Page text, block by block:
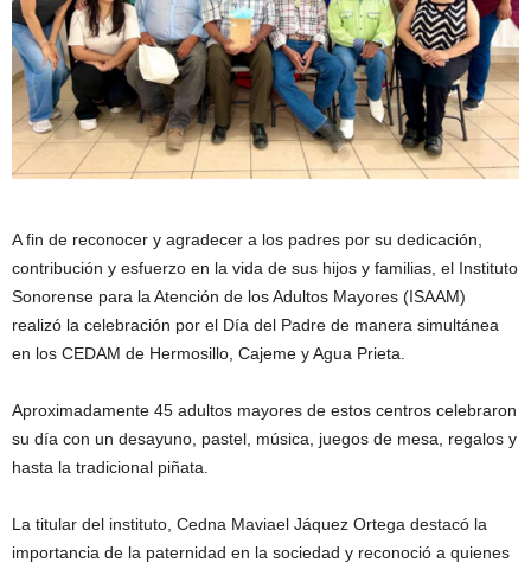
A fin de reconocer y agradecer a los padres por su dedicación,
contribución y esfuerzo en la vida de sus hijos y familias, el Instituto
Sonorense para la Atención de los Adultos Mayores (ISAAM)
realizó la celebración por el Día del Padre de manera simultánea
en los CEDAM de Hermosillo, Cajeme y Agua Prieta.
Aproximadamente 45 adultos mayores de estos centros celebraron
su día con un desayuno, pastel, música, juegos de mesa, regalos y
hasta la tradicional piñata.
La titular del instituto, Cedna Maviael Jáquez Ortega destacó la
importancia de la paternidad en la sociedad y reconoció a quienes